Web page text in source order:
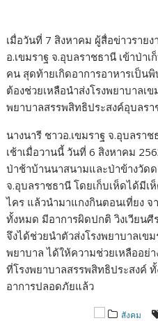
เมื่อวันที่ 7 สิงหาคม ผู้สื่อข่าวราย
อ.เขมราฐ จ.อุบลราชธานี เข้าป่า
คน สุดท้ายเกิดอาการอาหารเป็น
ต้องช่วยเหลือนำส่งโรงพยาบาลเ
พยาบาลสรรพสิทธิประสงค์อุบลร
นางนารี ชาวอ.เขมราฐ จ.อุบลรา
เช้าเมื่อวานนี้ วันที่ 6 สิงหาคม
ป่าช้าบ้านนาสนามและป่าข้างวัดด
จ.อุบลราชธานี โดยเก็บเห็ดได้มีเ
ไคร แล้วนำมาแกงกินตอนเที่ยง
ทั้งหมด มีอาการผิดปกติ วิงเวียน
จึงได้ช่วยนำตัวส่งโรงพยาบาลเ
พยาบาล ได้ให้ความช่วยเหลืออย่
ที่โรงพยาบาลสรรพสิทธิประสงค์
อาการปลอดภัยแล้ว
สังคม